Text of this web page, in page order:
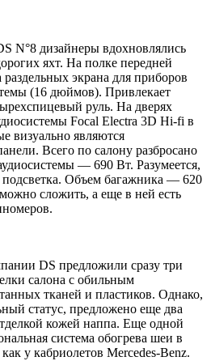
N°8 дизайнеры вдохновлялись
яхт. На полке передней
экрана для приборов
(16 дюймов). Привлекает
руль. На дверях
Focal Electra 3D Hi-fi в
визуально являются
Всего по салону разбросано
— 690 Вт. Разумеется,
подсветка. Объем багажника — 620
сложить, а еще в ней есть
DS предложили сразу три
салона с обильным
тканей и пластиков. Однако,
статус, предложено еще два
кожей наппа. Еще одной
система обогрева шеи в
у кабриолетов Mercedes-Benz.